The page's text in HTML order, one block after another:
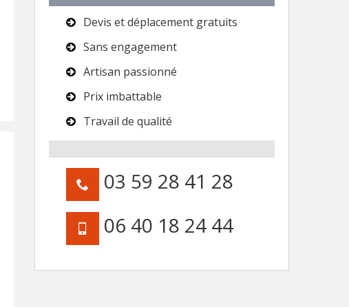
Devis et déplacement gratuits
Sans engagement
Artisan passionné
Prix imbattable
Travail de qualité
03 59 28 41 28
06 40 18 24 44